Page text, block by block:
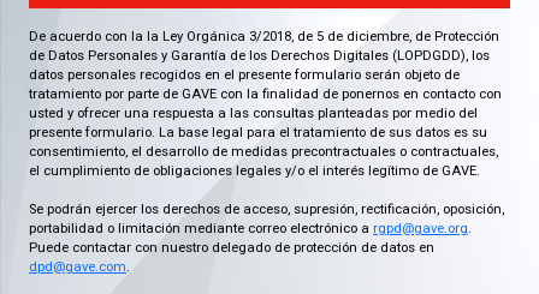
De acuerdo con la la Ley Orgánica 3/2018, de 5 de diciembre, de Protección
de Datos Personales y Garantía de los Derechos Digitales (LOPDGDD), los
datos personales recogidos en el presente formulario serán objeto de
tratamiento por parte de GAVE con la finalidad de ponernos en contacto con
usted y ofrecer una respuesta a las consultas planteadas por medio del
presente formulario. La base legal para el tratamiento de sus datos es su
consentimiento, el desarrollo de medidas precontractuales o contractuales,
el cumplimiento de obligaciones legales y/o el interés legítimo de GAVE.
Se podrán ejercer los derechos de acceso, supresión, rectificación, oposición,
portabilidad o limitación mediante correo electrónico a rgpd@gave.org.
Puede contactar con nuestro delegado de protección de datos en
dpd@gave.com.